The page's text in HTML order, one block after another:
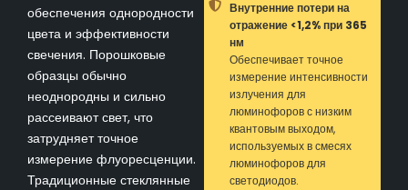
обеспечения однородности
цвета и эффективности
свечения. Порошковые
образцы обычно
неоднородны и сильно
рассеивают свет, что
затрудняет точное
измерение флуоресценции.
Традиционные стеклянные
Внутренние потери на
отражение <1,2% при 365
нм
Обеспечивает точное
измерение интенсивности
излучения для
люминофоров с низким
квантовым выходом,
используемых в смесях
люминофоров для
светодиодов.